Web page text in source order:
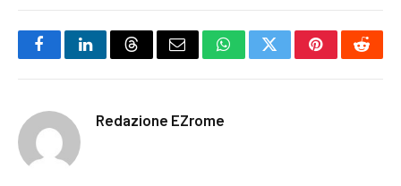
FacebookLinkedInThreadsEmail WhatsAppTwitterPinterest
Redazione EZrome